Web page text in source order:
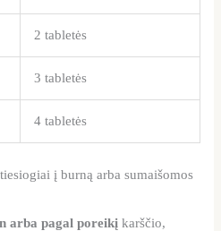
2 tabletės
3 tabletės
4 tabletės
į burną arba sumaišomos
arba pagal poreikį karščio,